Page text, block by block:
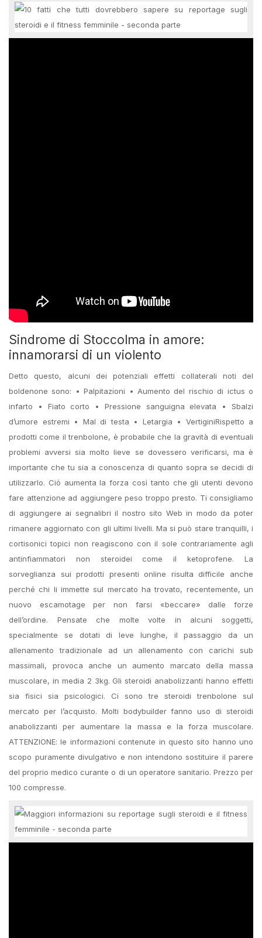
Sindrome di Stoccolma in amore:
innamorarsi di un violento
Detto questo, alcuni dei potenziali effetti collaterali noti del
boldenone sono: • Palpitazioni • Aumento del rischio di ictus o
infarto • Fiato corto • Pressione sanguigna elevata • Sbalzi
d’umore estremi • Mal di testa • Letargia • VertiginiRispetto a
prodotti come il trenbolone, è probabile che la gravità di eventuali
problemi avversi sia molto lieve se dovessero verificarsi, ma è
importante che tu sia a conoscenza di quanto sopra se decidi di
utilizzarlo. Ciò aumenta la forza così tanto che gli utenti devono
fare attenzione ad aggiungere peso troppo presto. Ti consigliamo
di aggiungere ai segnalibri il nostro sito Web in modo da poter
rimanere aggiornato con gli ultimi livelli. Ma si può stare tranquilli, i
cortisonici topici non reagiscono con il sole contrariamente agli
antinfiammatori non steroidei come il ketoprofene. La
sorveglianza sui prodotti presenti online risulta difficile anche
perché chi li immette sul mercato ha trovato, recentemente, un
nuovo escamotage per non farsi «beccare» dalle forze
dell’ordine. Pensate che molte volte in alcuni soggetti,
specialmente se dotati di leve lunghe, il passaggio da un
allenamento tradizionale ad un allenamento con carichi sub
massimali, provoca anche un aumento marcato della massa
muscolare, in media 2 3kg. Gli steroidi anabolizzanti hanno effetti
sia fisici sia psicologici. Ci sono tre steroidi trenbolone sul
mercato per l’acquisto. Molti bodybuilder fanno uso di steroidi
anabolizzanti per aumentare la massa e la forza muscolare.
ATTENZIONE: le informazioni contenute in questo sito hanno uno
scopo puramente divulgativo e non intendono sostituire il parere
del proprio medico curante o di un operatore sanitario. Prezzo per
100 compresse.